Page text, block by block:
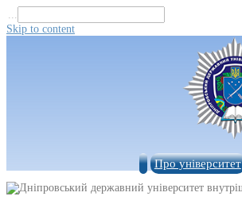
...
Skip to content
Про університет